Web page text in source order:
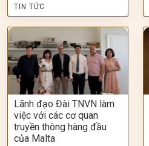
TIN TỨC
Lãnh đạo Đài TNVN làm
việc với các cơ quan
truyền thông hàng đầu
của Malta